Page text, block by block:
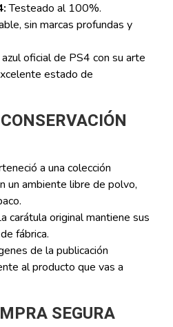
Testeado al 100%.
sin marcas profundas y
oficial de PS4 con su arte
estado de
a una colección
un ambiente libre de polvo,
carátula original mantiene sus
fábrica.
de la publicación
al producto que vas a
SEGURA